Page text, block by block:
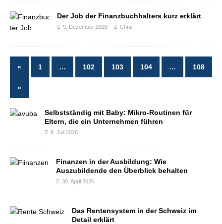
Der Job der Finanzbuchhalters kurz erklärt
9. Dezember 2020 Chris
« 1 … 102 103 104 … 108
»
Selbstständig mit Baby: Mikro-Routinen für
Eltern, die ein Unternehmen führen
8. Juli 2026
Finanzen in der Ausbildung: Wie
Auszubildende den Überblick behalten
30. April 2026
Das Rentensystem in der Schweiz im
Detail erklärt